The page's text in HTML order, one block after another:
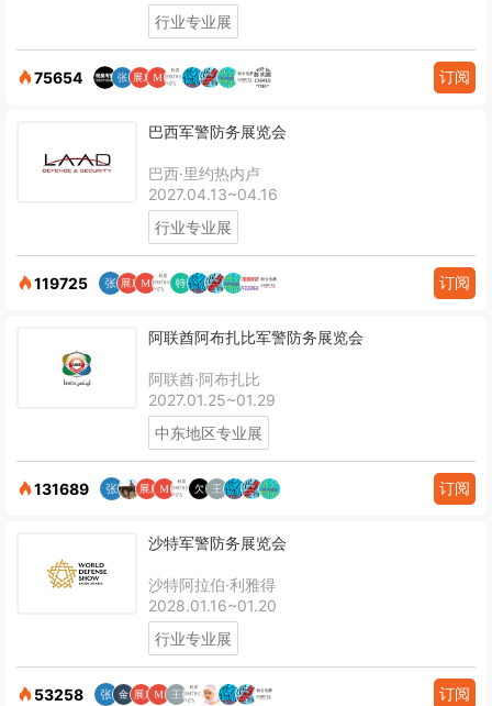
行业专业展
75654 订阅
巴西军警防务展览会
巴西·里约热内卢
2027.04.13~04.16
行业专业展
119725 订阅
阿联酋阿布扎比军警防务展览会
阿联酋·阿布扎比
2027.01.25~01.29
中东地区专业展
131689 订阅
沙特军警防务展览会
沙特阿拉伯·利雅得
2028.01.16~01.20
行业专业展
53258 订阅